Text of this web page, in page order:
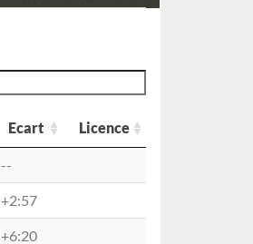
Ecart
Licence
--
+2:57
+6:20